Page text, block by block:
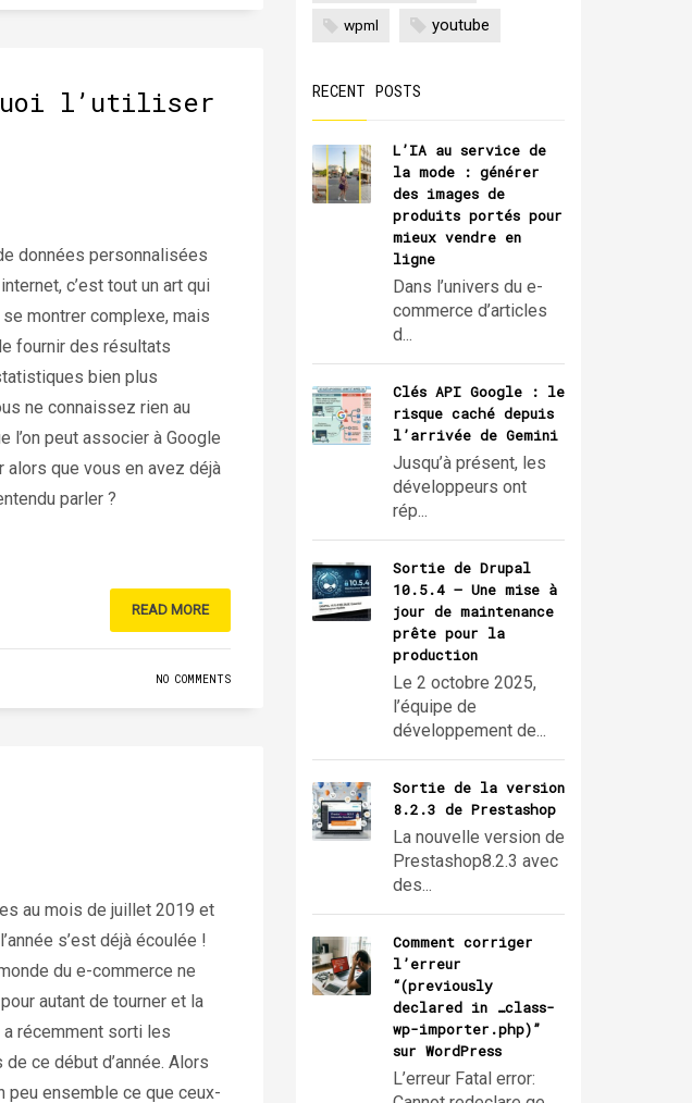
l’utiliser
données personnalisées
c’est tout un art qui
montrer complexe, mais
fournir des résultats
bien plus
ne connaissez rien au
l’on peut associer à Google
alors que vous en avez déjà
parler ?
READ MORE
NO COMMENTS
au mois de juillet 2019 et
s’est déjà écoulée !
du e-commerce ne
autant de tourner et la
a récemment sorti les
ce début d’année. Alors
peu ensemble ce que ceux-
wpml youtube
RECENT POSTS
L’IA au service de
la mode : générer
des images de
produits portés pour
mieux vendre en
ligne
Dans l’univers du e-
commerce d’articles
d...
Clés API Google : le
risque caché depuis
l’arrivée de Gemini
Jusqu’à présent, les
développeurs ont
rép...
Sortie de Drupal
10.5.4 – Une mise à
jour de maintenance
prête pour la
production
Le 2 octobre 2025,
l’équipe de
développement de...
Sortie de la version
8.2.3 de Prestashop
La nouvelle version de
Prestashop8.2.3 avec
des...
Comment corriger
l’erreur
“(previously
declared in …class-
wp-importer.php)”
sur WordPress
L’erreur Fatal error: